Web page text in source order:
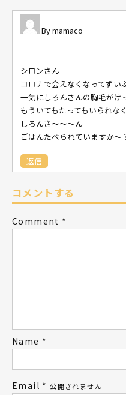
mamaco
シロンさん
コロナで会えなくなってずい
一気にしろんさんの胸毛がけ
もういてもたってもいられな
しろんさ～～～ん
ごはんたべられていますか～
返信
コメントする
Comment *
Name *
Email * 公開されません